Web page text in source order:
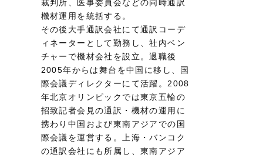
裁判所、医事委員会などの同時通訳
機材運用を統括する。
その後大手通訳会社にて通訳コーデ
ィネーターとして勤務し、社内ベン
チャーで機材会社を設立。退職後
2005年からは舞台を中国に移し、国
際会議ディレクターにて活躍。2008
年北京オリンピックでは東京五輪の
招致記者会見の通訳・機材の運用に
携わり中国および東南アジアでの国
際会議を運営する。上海・バンコク
の通訳会社にも所属し、東南アジア